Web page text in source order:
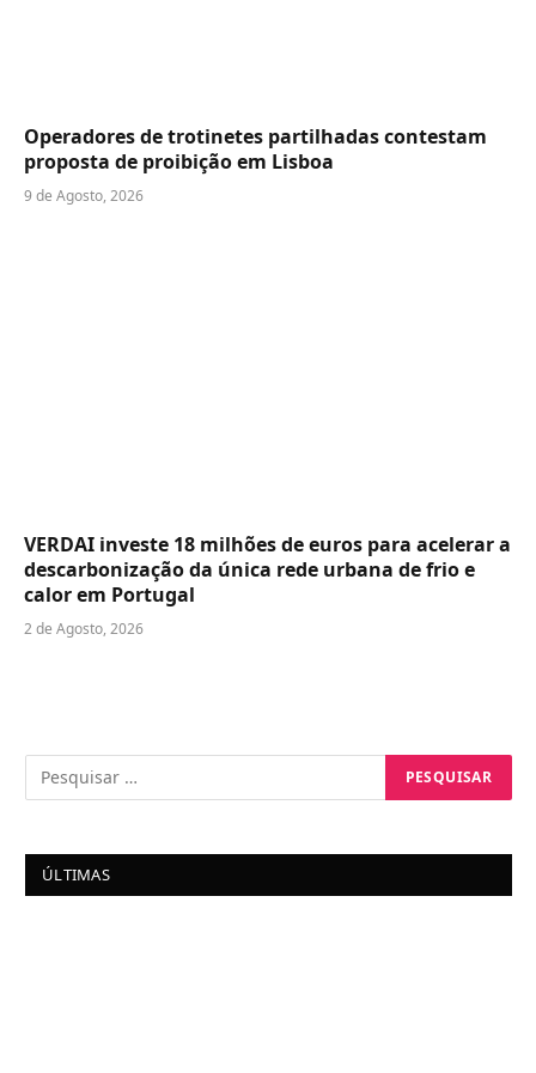
Operadores de trotinetes partilhadas contestam
proposta de proibição em Lisboa
9 de Agosto, 2026
VERDAI investe 18 milhões de euros para acelerar a
descarbonização da única rede urbana de frio e
calor em Portugal
2 de Agosto, 2026
ÚLTIMAS